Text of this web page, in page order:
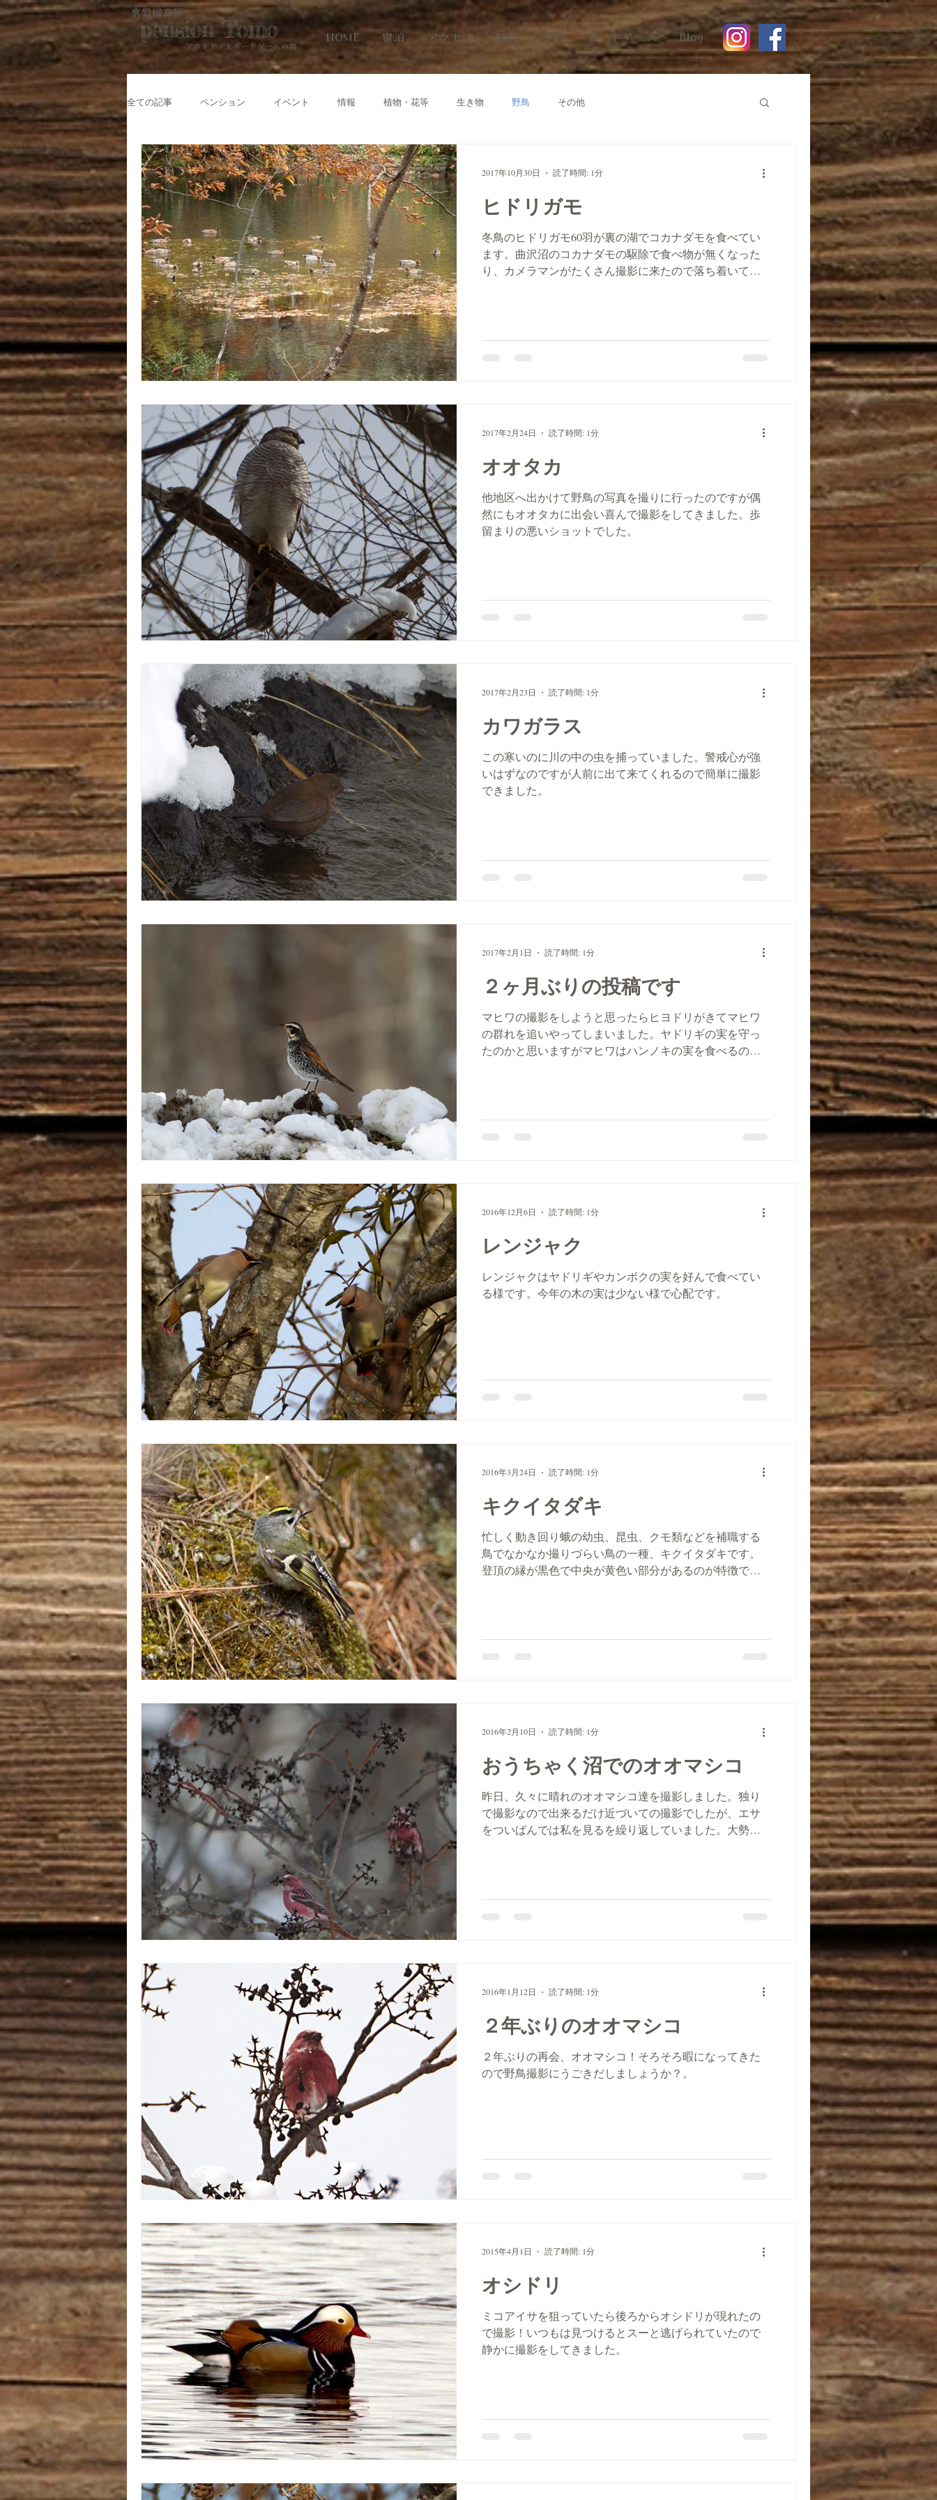
裏磐梯高原
pension Tomo
アウトドアと​ボードゲームの宿
HOME 宿泊 アクセス 観光 予約 ボードゲーム Blog
全ての記事 ペンション イベント 情報 植物・花等 生き物 野鳥 その他
ヒドリガモ
冬鳥のヒドリガモ60羽が裏の湖でコカナダモを食べてい
ます。曲沢沼のコカナダモの駆除で食べ物が無くなった
り、カメラマンがたくさん撮影に来たので落ち着いて食
2017年10月30日 読了時間: 1分
オオタカ
他地区へ出かけて野鳥の写真を撮りに行ったのですが偶
然にもオオタカに出会い喜んで撮影をしてきました。歩
留まりの悪いショットでした。
2017年2月24日 読了時間: 1分
カワガラス
この寒いのに川の中の虫を捕っていました。警戒心が強
いはずなのですが人前に出て来てくれるので簡単に撮影
できました。
2017年2月23日 読了時間: 1分
２ヶ月ぶりの投稿です
マヒワの撮影をしようと思ったらヒヨドリがきてマヒワ
の群れを追いやってしまいました。ヤドリギの実を守っ
たのかと思いますがマヒワはハンノキの実を食べるので
2017年2月1日 読了時間: 1分
レンジャク
レンジャクはヤドリギやカンボクの実を好んで食べてい
る様です。今年の木の実は少ない様で心配です。
2016年12月6日 読了時間: 1分
キクイタダキ
忙しく動き回り蛾の幼虫、昆虫、クモ類などを補職する
鳥でなかなか撮りづらい鳥の一種、キクイタダキです。
登頂の縁が黒色で中央が黄色い部分があるのが特徴で、
2016年3月24日 読了時間: 1分
おうちゃく沼でのオオマシコ
昨日、久々に晴れのオオマシコ達を撮影しました。独り
で撮影なので出来るだけ近づいての撮影でしたが、エサ
をついばんでは私を見るを繰り返していました。大勢だ
2016年2月10日 読了時間: 1分
２年ぶりのオオマシコ
２年ぶりの再会、オオマシコ！そろそろ暇になってきた
ので野鳥撮影にうごきだしましょうか？。
2016年1月12日 読了時間: 1分
オシドリ
ミコアイサを狙っていたら後ろからオシドリが現れたの
で撮影！いつもは見つけるとスーと逃げられていたので
静かに撮影をしてきました。
2015年4月1日 読了時間: 1分